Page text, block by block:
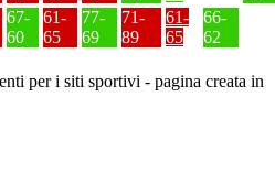
67-
60
61-
65
77-
69
71-
89
61-
65
66-
62
per i siti sportivi - pagina creata in